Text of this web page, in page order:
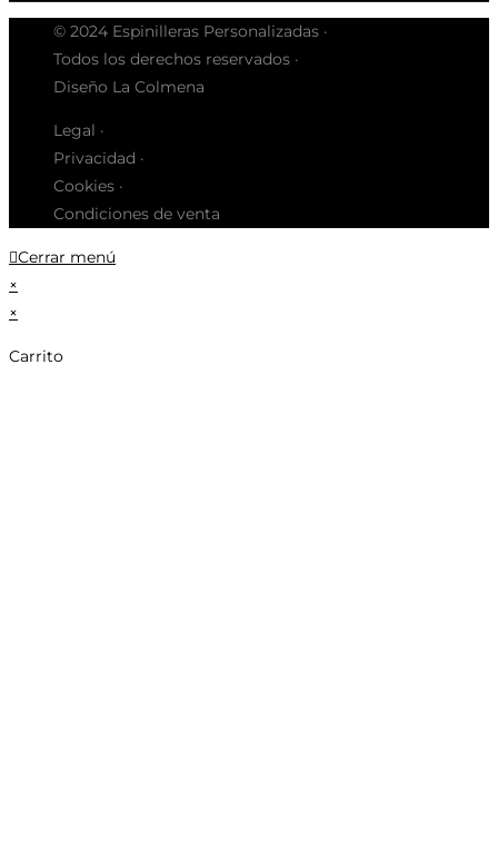
© 2024 Espinilleras Personalizadas ·
Todos los derechos reservados ·
Diseño La Colmena
Legal ·
Privacidad ·
Cookies ·
Condiciones de venta
Cerrar menú
×
×
Carrito